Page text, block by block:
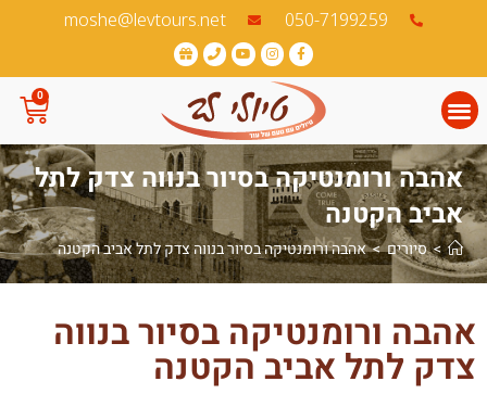
050-7199259‏
moshe@levtours.net
0
אהבה ורומנטיקה בסיור בנווה צדק לתל
אביב הקטנה
> סיורים > אהבה ורומנטיקה בסיור בנווה צדק לתל אביב הקטנה
אהבה ורומנטיקה בסיור בנווה
צדק לתל אביב הקטנה